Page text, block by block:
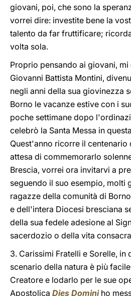
giovani, poi, che sono la
vorrei dire: investite bene la
talento da far fruttificare;
volta sola.
Proprio pensando ai giovani,
Giovanni Battista Montini,
negli anni della sua giovinezza
Borno le vacanze estive con i
poche settimane dopo
celebrò la Santa Messa in
Quest'anno ricorre il centenario
attesa di commemorarlo
Brescia, vorrei ora invitarvi a
seguendo il suo esempio, molti
ragazze della comunità di
e dell'intera Diocesi bresciana
della sua fedele adesione al
sacerdozio o della vita
3. Carissimi Fratelli e Sorelle, in
scenario della natura è più
Creatore e lodarlo per le sue
Apostolica Dies Dominiho